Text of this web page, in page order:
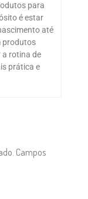
para
é estar
até
produtos
a rotina de
prática e
Campos